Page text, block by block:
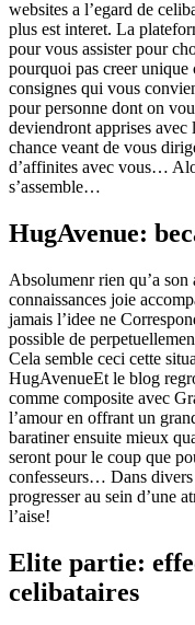
websites a l’egard de
plus est interet. La
pour vous assister pour
pourquoi pas creer unique
consignes qui vous
pour personne dont on
deviendront apprises avec
chance veant de vous
d’affinites avec vous…
s’assemble…
HugAvenue:
Absolumenr rien qu’a
connaissances joie
jamais l’idee ne
possible de
Cela semble ceci cette
HugAvenueEt le blog
comme composite avec
l’amour en offrant un
baratiner ensuite mieux
seront pour le coup que
confesseurs… Dans
progresser au sein d’une
l’aise!
Elite partie:
celibataires